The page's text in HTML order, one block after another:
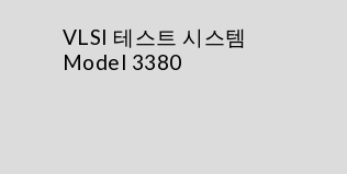
VLSI 테스트 시스템
Model 3380